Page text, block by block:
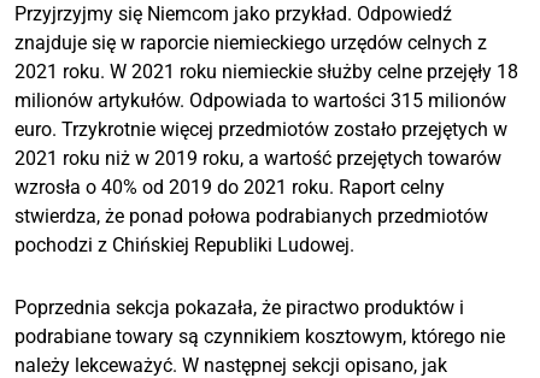
Przyjrzyjmy się Niemcom jako przykład. Odpowiedź
znajduje się w raporcie niemieckiego urzędów celnych z
2021 roku. W 2021 roku niemieckie służby celne przejęły 18
milionów artykułów. Odpowiada to wartości 315 milionów
euro. Trzykrotnie więcej przedmiotów zostało przejętych w
2021 roku niż w 2019 roku, a wartość przejętych towarów
wzrosła o 40% od 2019 do 2021 roku. Raport celny
stwierdza, że ponad połowa podrabianych przedmiotów
pochodzi z Chińskiej Republiki Ludowej.
Poprzednia sekcja pokazała, że piractwo produktów i
podrabiane towary są czynnikiem kosztowym, którego nie
należy lekceważyć. W następnej sekcji opisano, jak